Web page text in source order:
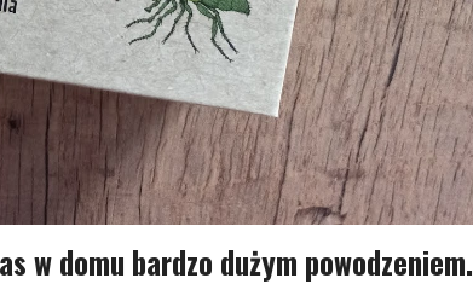
w domu bardzo dużym powodzeniem.